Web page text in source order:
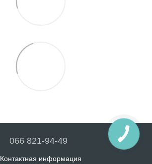
066 821-94-49
Контактная информация